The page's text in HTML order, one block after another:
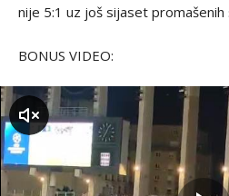
nije 5:1 uz još sijaset promašenih
BONUS VIDEO: